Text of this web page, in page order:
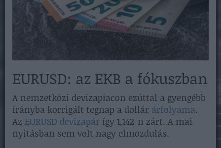
EURUSD: az EKB a fókuszban
A nemzetközi devizapiacon ezúttal a gyengébb
irányba korrigált tegnap a dollár árfolyama.
Az EURUSD devizapár így 1,142-n zárt. A mai
nyitásban sem volt nagy elmozdulás.